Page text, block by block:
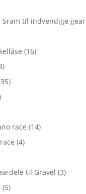
til indvendige gear
(16)
race (14)
(4)
til Gravel (3)
(5)